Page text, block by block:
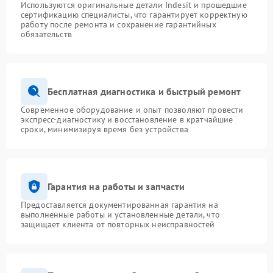
Используются оригинальные детали Indesit и прошедшие
сертификацию специалисты, что гарантирует корректную
работу после ремонта и сохранение гарантийных
обязательств
Бесплатная диагностика и быстрый ремонт
Современное оборудование и опыт позволяют провести
экспресс-диагностику и восстановление в кратчайшие
сроки, минимизируя время без устройства
Гарантия на работы и запчасти
Предоставляется документированная гарантия на
выполненные работы и установленные детали, что
защищает клиента от повторных неисправностей